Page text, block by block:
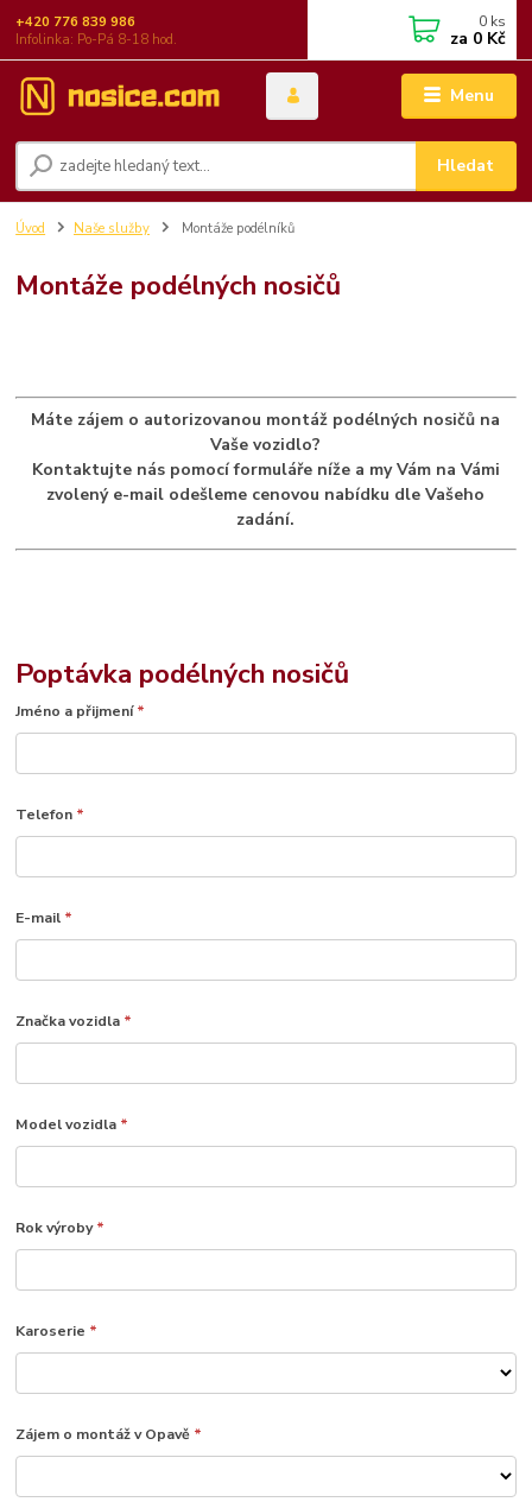
Menu
Hledat
+420 776 839 986
Infolinka: Po-Pá 8-18 hod.
0 ks
za 0 Kč
Úvod Naše služby Montáže podélníků
Montáže podélných nosičů
Máte zájem o autorizovanou montáž podélných nosičů na
Vaše vozidlo?
Kontaktujte nás pomocí formuláře níže a my Vám na Vámi
zvolený e-mail odešleme cenovou nabídku dle Vašeho
zadání.
Poptávka podélných nosičů
Jméno a přijmení*
Telefon *
E-mail *
Značka vozidla *
Model vozidla *
Rok výroby*
Karoserie *
Zájem o montáž v Opavě *